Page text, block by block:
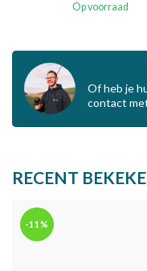
Op voorraad
Of heb je
contact
RECENT
-11%